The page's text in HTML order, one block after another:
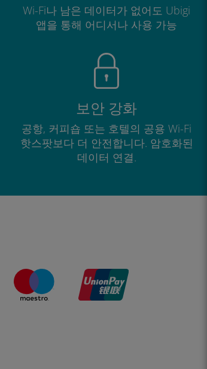
Wi-Fi나 남은 데이터가 없어도 Ubigi
앱을 통해 어디서나 사용 가능
보안 강화
공항, 커피숍 또는 호텔의 공용 Wi-Fi
핫스팟보다 더 안전합니다. 암호화된
데이터 연결.